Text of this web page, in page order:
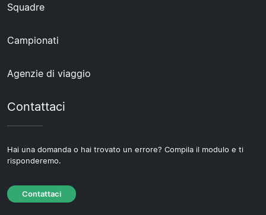
Squadre
Campionati
Agenzie di viaggio
Contattaci
Hai una domanda o hai trovato un errore? Compila il modulo e ti
risponderemo.
Contattaci